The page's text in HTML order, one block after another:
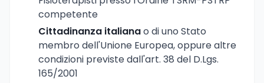
competente
Cittadinanza italianao di uno Stato
membro dell'Unione Europea, oppure altre
condizioni previste dall'art. 38 del D.Lgs.
165/2001